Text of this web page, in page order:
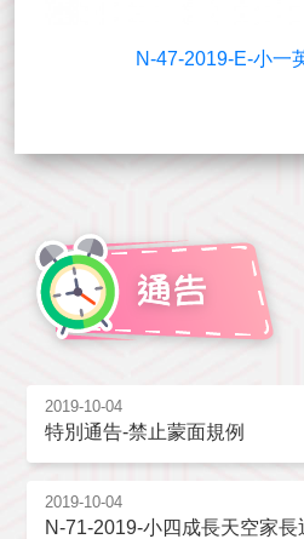
N-47-2019-E-小一
2019-10-04
特別通告-禁止蒙面規例
2019-10-04
N-71-2019-小四成長天空家長